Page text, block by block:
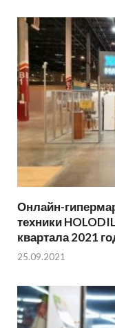
Онлайн-
техники
квартала 2021
25.09.2021